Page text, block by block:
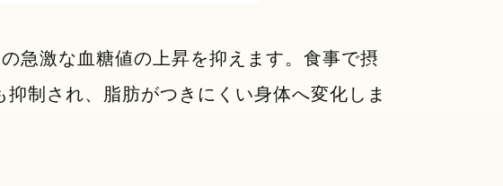
急激な血糖値の上昇を抑えます。食事で摂
制され、脂肪がつきにくい身体へ変化しま